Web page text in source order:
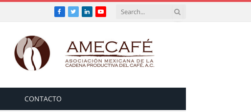
Facebook
TwitterLinkedInYouTube
CONTACTO